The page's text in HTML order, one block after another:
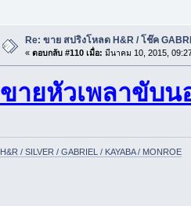
Re: ขาย สปริงโหลด H&R / โช๊ค
«ตอบกลับ #110 เมื่อ: มีนาคม 10, 2015,
ขายหัวเพลาขับน
H&R / SILVER / GABRIEL / KAYABA / MONROE